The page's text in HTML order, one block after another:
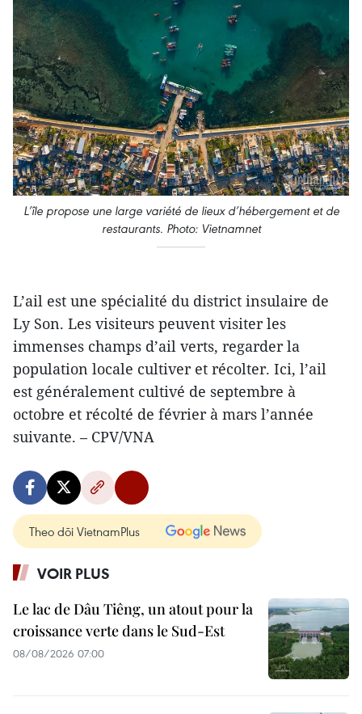
L’île propose une large variété de lieux d’hébergement et de
restaurants. Photo: Vietnamnet
L’ail est une spécialité du district insulaire de
Ly Son. Les visiteurs peuvent visiter les
immenses champs d’ail verts, regarder la
population locale cultiver et récolter. Ici, l’ail
est généralement cultivé de septembre à
octobre et récolté de février à mars l’année
suivante. – CPV/VNA
Theo dõi VietnamPlus
VOIR PLUS
Le lac de Dâu Tiêng, un atout pour la
croissance verte dans le Sud-Est
08/08/2026 07:00